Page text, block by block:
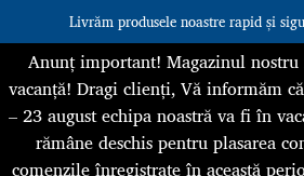
Livrăm produsele noastre rapid și
Anunț important! Magazinul nostru
vacanță! Dragi clienți, Vă informăm
– 23 august echipa noastră va fi în
rămâne deschis pentru plasarea
comenzile înregistrate în această